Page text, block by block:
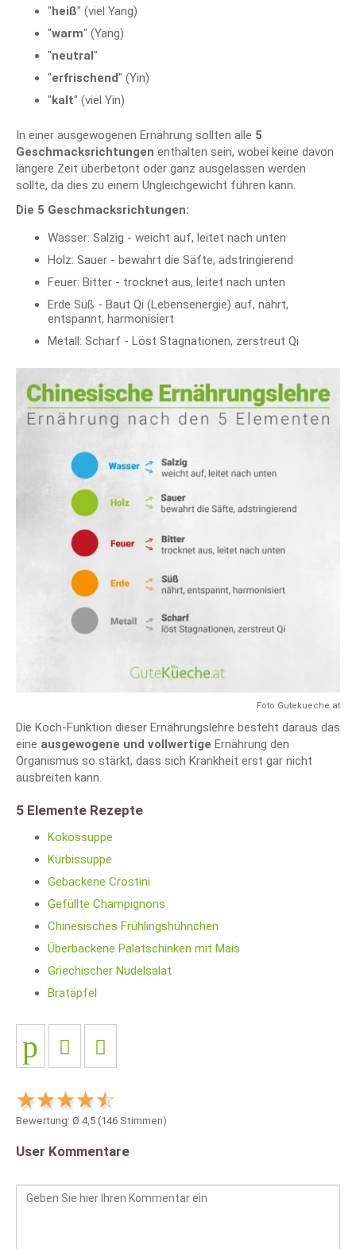
"heiß" (viel Yang)
"warm" (Yang)
"neutral"
"erfrischend" (Yin)
"kalt" (viel Yin)
In einer ausgewogenen Ernährung sollten alle 5
Geschmacksrichtungen enthalten sein, wobei keine davon
längere Zeit überbetont oder ganz ausgelassen werden
sollte, da dies zu einem Ungleichgewicht führen kann.
Die 5 Geschmacksrichtungen:
Wasser: Salzig - weicht auf, leitet nach unten
Holz: Sauer - bewahrt die Säfte, adstringierend
Feuer: Bitter - trocknet aus, leitet nach unten
Erde Süß - Baut Qi (Lebensenergie) auf, nährt,
entspannt, harmonisiert
Metall: Scharf - Löst Stagnationen, zerstreut Qi
Foto Gutekueche.at
Die Koch-Funktion dieser Ernährungslehre besteht daraus das
eine ausgewogene und vollwertige Ernährung den
Organismus so stärkt, dass sich Krankheit erst gar nicht
ausbreiten kann.
5 Elemente Rezepte
Kokossuppe
Kürbissuppe
Gebackene Crostini
Gefüllte Champignons
Chinesisches Frühlingshühnchen
Überbackene Palatschinken mit Mais
Griechischer Nudelsalat
Bratäpfel
Bewertung: Ø 4,5 (146 Stimmen)
User Kommentare